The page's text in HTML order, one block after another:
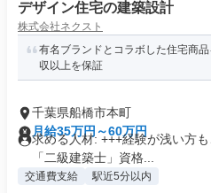
デザイン住宅の建築設計
株式会社ネクスト
有名ブランドとコラボした住宅商
収以上を保証
千葉県船橋市本町
月給35万円～60万円
求める人材: +++経験が浅い方
「二級建築士」資格...
交通費支給 駅近5分以内